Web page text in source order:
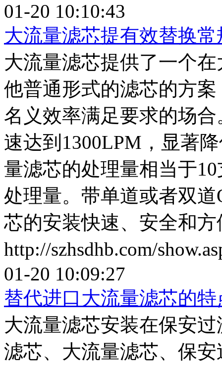
01-20 10:10:43
大流量滤芯提有效替换常
大流量滤芯提供了一个
他普通形式的滤芯的方
名义效率满足要求的场
速达到1300LPM，显著
量滤芯的处理量相当于
处理量。带单道或者双
芯的安装快速、安全和方
http://szhsdhb.com/
01-20 10:09:27
替代进口大流量滤芯的
大流量滤芯安装在保安
滤芯、大流量滤芯、保